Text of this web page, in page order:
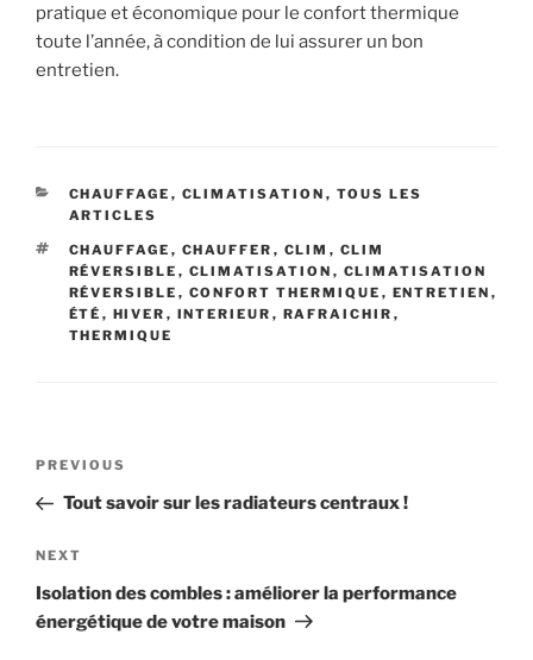
pratique et économique pour le confort thermique
toute l’année, à condition de lui assurer un bon
entretien.
CATEGORIES
CHAUFFAGE , CLIMATISATION , TOUS LES
ARTICLES
TAGS
CHAUFFAGE , CHAUFFER , CLIM , CLIM
RÉVERSIBLE , CLIMATISATION , CLIMATISATION
RÉVERSIBLE , CONFORT THERMIQUE , ENTRETIEN ,
ÉTÉ , HIVER , INTERIEUR , RAFRAICHIR ,
THERMIQUE
Navigation
l’article
Previous
Post
PREVIOUS
Tout savoir sur les radiateurs centraux !
Next
Post
NEXT
Isolation des combles : améliorer la performance
énergétique de votre maison